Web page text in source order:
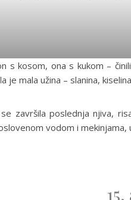
s kosom, ona s kukom –
je mala užina – slanina,
završila poslednja njiva,
vodom i